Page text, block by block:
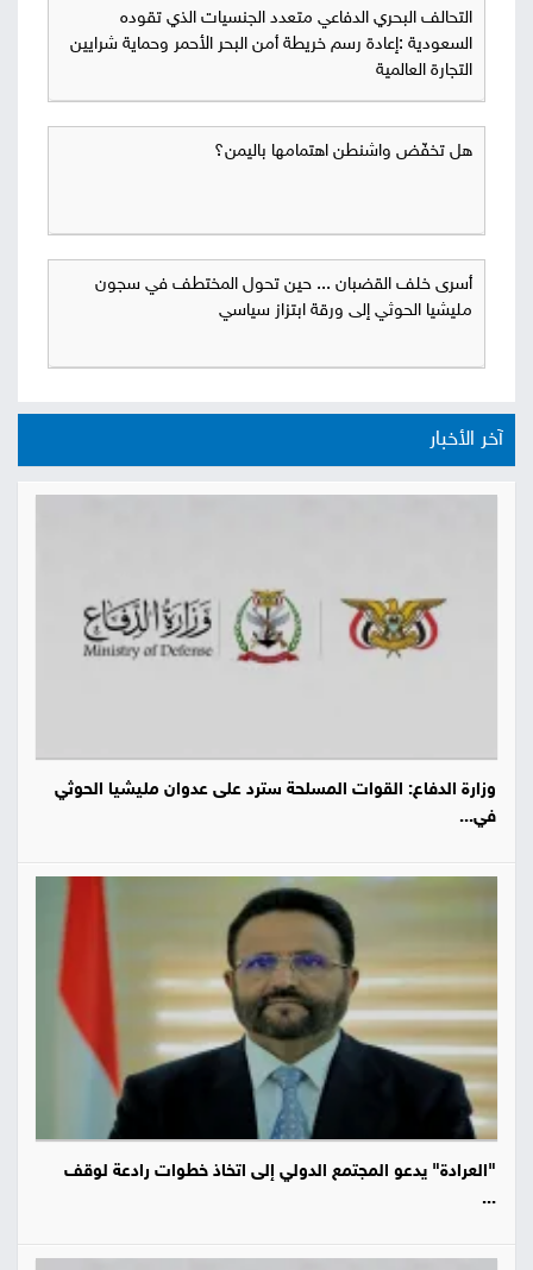
التحالف البحري الدفاعي متعدد الجنسيات الذي تقوده
السعودية :إعادة رسم خريطة أمن البحر الأحمر وحماية شرايين
التجارة العالمية
هل تخفّض واشنطن اهتمامها باليمن؟
أسرى خلف القضبان ... حين تحول المختطف في سجون
مليشيا الحوثي إلى ورقة ابتزاز سياسي
آخر الأخبار
وزارة الدفاع: القوات المسلحة سترد على عدوان مليشيا الحوثي
في...
"العرادة" يدعو المجتمع الدولي إلى اتخاذ خطوات رادعة لوقف
...